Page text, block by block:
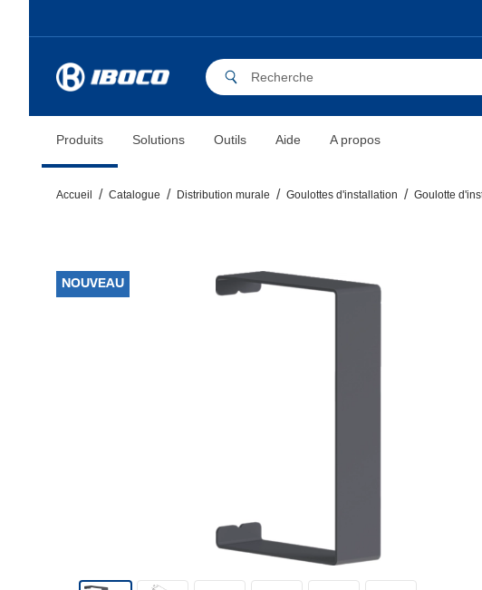
Produits Solutions Outils Aide A propos
Accueil Catalogue Distribution murale Goulottes d'installation Goulotte
NOUVEAU